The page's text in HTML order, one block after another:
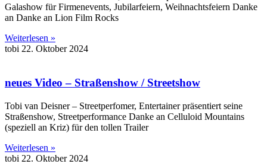
Galashow für Firmenevents, Jubilarfeiern, Weihnachtsfeiern Danke
an Danke an Lion Film Rocks
Weiterlesen »
tobi 22. Oktober 2024
neues Video – Straßenshow / Streetshow
Tobi van Deisner – Streetperfomer, Entertainer präsentiert seine
Straßenshow, Streetperformance Danke an Celluloid Mountains
(speziell an Kriz) für den tollen Trailer
Weiterlesen »
tobi 22. Oktober 2024